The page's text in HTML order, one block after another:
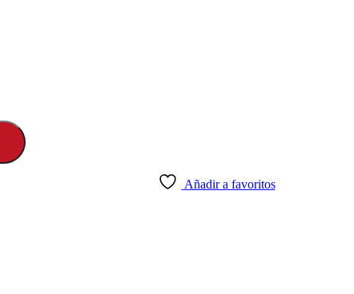
Añadir a favoritos